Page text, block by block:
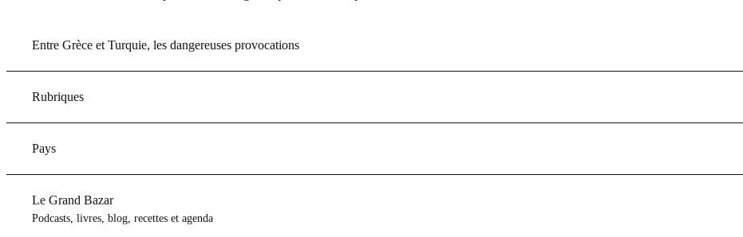
Entre Grèce et Turquie, les dangereuses provocations
Rubriques
Pays
Le Grand Bazar
Podcasts, livres, blog, recettes et agenda